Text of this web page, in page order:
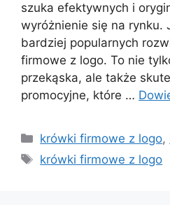
szuka efektywnych i
wyróżnienie się na rynku.
bardziej popularnych
firmowe z logo. To nie
przekąska, ale także
promocyjne, które …
Kategorie
krówki firmowe z logo,
Tagi
krówki firmowe z logo